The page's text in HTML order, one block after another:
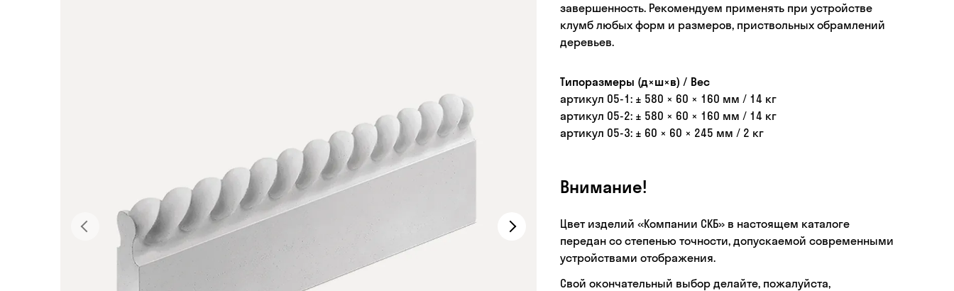
завершенность. Рекомендуем применять при устройстве
клумб любых форм и размеров, приствольных обрамлений
деревьев.
Типоразмеры (д×ш×в) / Вес
артикул 05-1: ± 580 × 60 × 160 мм / 14 кг
артикул 05-2: ± 580 × 60 × 160 мм / 14 кг
артикул 05-3: ± 60 × 60 × 245 мм / 2 кг
Внимание!
Цвет изделий «Компании СКБ» в настоящем каталоге
передан со степенью точности, допускаемой современными
устройствами отображения.
Свой окончательный выбор делайте, пожалуйста,